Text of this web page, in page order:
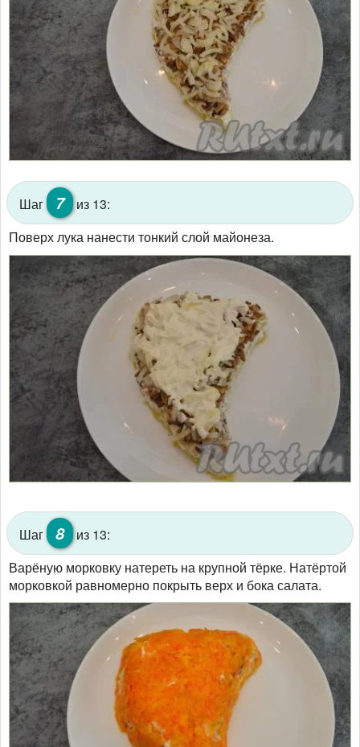
Шаг 7
из 13:
Поверх лука нанести тонкий слой майонеза.
Шаг 8
из 13:
Варёную морковку натереть на крупной тёрке. Натёртой
морковкой равномерно покрыть верх и бока салата.